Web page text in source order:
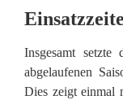
Insgesamt
abgelaufenen
Dies zeigt einmal